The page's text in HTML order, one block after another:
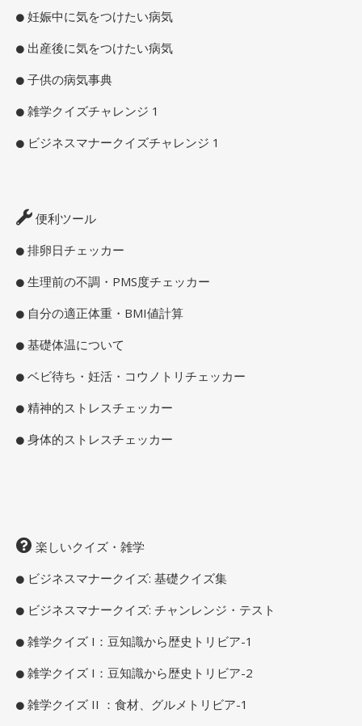
妊娠中に気をつけたい病気
出産後に気をつけたい病気
子供の病気事典
雑学クイズチャレンジ 1
ビジネスマナークイズチャレンジ 1
便利ツール
排卵日チェッカー
生理前の不調・PMS度チェッカー
自分の適正体重・BMI値計算
基礎体温について
ベビ待ち・妊活・コウノトリチェッカー
精神的ストレスチェッカー
身体的ストレスチェッカー
楽しいクイズ・雑学
ビジネスマナークイズ: 基礎クイズ集
ビジネスマナークイズ: チャンレンジ・テスト
雑学クイズ I：豆知識から歴史トリビア-1
雑学クイズ I：豆知識から歴史トリビア-2
雑学クイズ II ：食材、グルメトリビア-1